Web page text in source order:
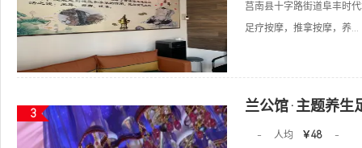
莒南县十字路街道阜丰时
足疗按摩，推拿按摩，养...
3 兰公馆·主题养生
- 人均 ￥48
-